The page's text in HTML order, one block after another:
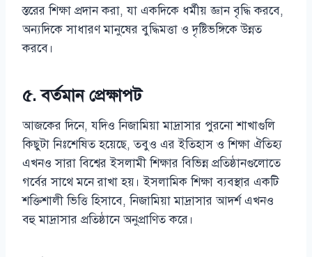
স্তরের শিক্ষা প্রদান করা, যা একদিকে ধর্মীয় জ্ঞান বৃদ্ধি করবে,
অন্যদিকে সাধারণ মানুষের বুদ্ধিমত্তা ও দৃষ্টিভঙ্গিকে উন্নত
করবে।
৫. বর্তমান প্রেক্ষাপট
আজকের দিনে, যদিও নিজামিয়া মাদ্রাসার পুরনো শাখাগুলি
কিছুটা নিঃশেষিত হয়েছে, তবুও এর ইতিহাস ও শিক্ষা ঐতিহ্য
এখনও সারা বিশ্বের ইসলামী শিক্ষার বিভিন্ন প্রতিষ্ঠানগুলোতে
গর্বের সাথে মনে রাখা হয়। ইসলামিক শিক্ষা ব্যবস্থার একটি
শক্তিশালী ভিত্তি হিসাবে, নিজামিয়া মাদ্রাসার আদর্শ এখনও
বহু মাদ্রাসার প্রতিষ্ঠানে অনুপ্রাণিত করে।